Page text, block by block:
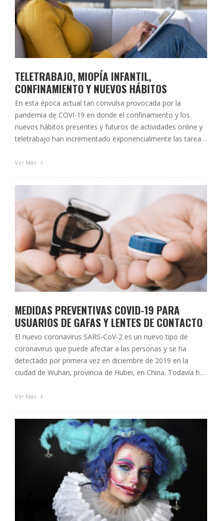
TELETRABAJO, MIOPÍA INFANTIL,
CONFINAMIENTO Y NUEVOS HÁBITOS
En esta época actual tan convulsa provocada por la
pandemia de COVI-19 en donde el confinamiento y los
nuevos hábitos presentes y futuros de actividades online y
teletrabajo han incrementado exponencialmente las tareas
unas correctas pautas en el uso de dispositivos digitales
Ver Más
MEDIDAS PREVENTIVAS COVID-19 PARA
USUARIOS DE GAFAS Y LENTES DE CONTACTO
El nuevo coronavirus SARS-CoV-2 es un nuevo tipo de
coronavirus que puede afectar a las personas y se ha
detectado por primera vez en diciembre de 2019 en la
ciudad de Wuhan, provincia de Hubei, en China. Todavía hay
enfermedad que produce: COVID-191. Parece que la …
Ver Más